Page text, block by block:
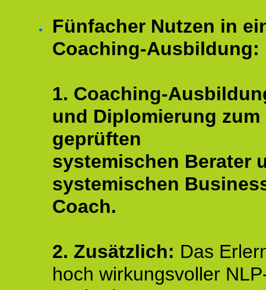
Fünfacher Nutzen in
Coaching-Ausbildung:
1. Coaching-
und Diplomierung zum
geprüften
systemischen Berater
systemischen
Coach.
2. Zusätzlich: Das
hoch wirkungsvoller